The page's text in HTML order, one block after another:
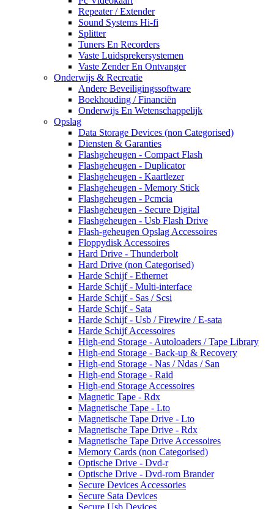
Repeater / Extender
Sound Systems Hi-fi
Splitter
Tuners En Recorders
Vaste Luidsprekersystemen
Vaste Zender En Ontvanger
Onderwijs & Recreatie
Andere Beveiligingssoftware
Boekhouding / Financiën
Onderwijs En Wetenschappelijk
Opslag
Data Storage Devices (non Categorised)
Diensten & Garanties
Flashgeheugen - Compact Flash
Flashgeheugen - Duplicator
Flashgeheugen - Kaartlezer
Flashgeheugen - Memory Stick
Flashgeheugen - Pcmcia
Flashgeheugen - Secure Digital
Flashgeheugen - Usb Flash Drive
Flash-geheugen Opslag Accessoires
Floppydisk Accessoires
Hard Drive - Thunderbolt
Hard Drive (non Categorised)
Harde Schijf - Ethernet
Harde Schijf - Multi-interface
Harde Schijf - Sas / Scsi
Harde Schijf - Sata
Harde Schijf - Usb / Firewire / E-sata
Harde Schijf Accessoires
High-end Storage - Autoloaders / Tape Library
High-end Storage - Back-up & Recovery
High-end Storage - Nas / Ndas / San
High-end Storage - Raid
High-end Storage Accessoires
Magnetic Tape - Rdx
Magnetische Tape - Lto
Magnetische Tape Drive - Lto
Magnetische Tape Drive - Rdx
Magnetische Tape Drive Accessoires
Memory Cards (non Categorised)
Optische Drive - Dvd-r
Optische Drive - Dvd-rom Brander
Secure Devices Accessories
Secure Sata Devices
Secure Usb Devices